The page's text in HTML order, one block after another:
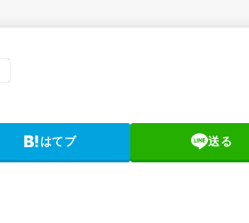
はてブ 送る